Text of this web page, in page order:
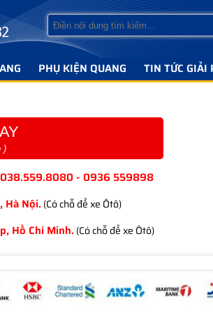
PHỤ KIỆN QUANG TIN TỨC GIẢI
)
038.559.8080 - 0936 559898
Hà Nội.(Có chỗ để xe Ôtô)
Hồ Chí Minh.(Có chỗ để xe Ôtô)